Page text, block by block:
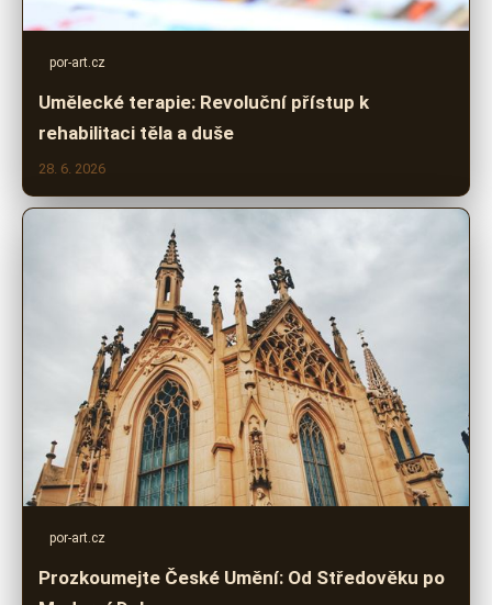
por-art.cz
Umělecké terapie: Revoluční přístup k
rehabilitaci těla a duše
28. 6. 2026
por-art.cz
Prozkoumejte České Umění: Od Středověku po